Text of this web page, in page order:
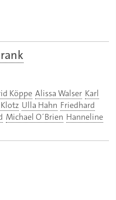
Köppe Alissa Walser Karl
Ulla Hahn Friedhard
Michael O´Brien Hanneline